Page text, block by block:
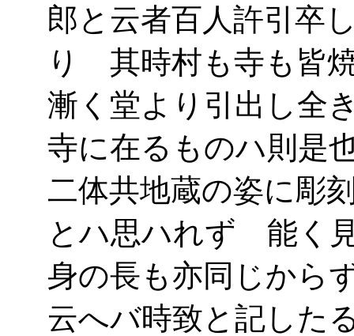
郎と云者百人許引卒
り 其時村も寺も皆
漸く堂より引出し全
寺に在るものハ則是
二体共地蔵の姿に彫
とハ思ハれず 能く
身の長も亦同じから
云へバ時致と記した